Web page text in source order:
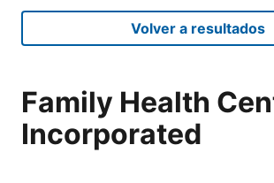
Volver a resultados
Family Health
Incorporated